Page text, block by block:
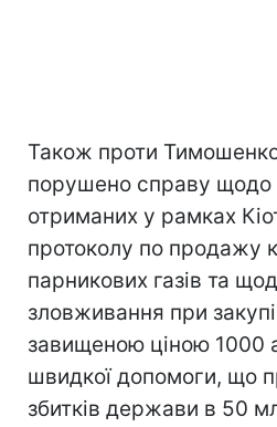
Також проти
порушено справу щодо
отриманих у рамках
протоколу по продажу
парникових газів та
зловживання при
завищеною ціною 1000
швидкої допомоги, що
збитків держави в 50